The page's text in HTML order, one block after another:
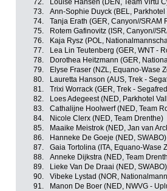
72.
Louise Hansen (DEN, Team Virtu
73.
Ann-Sophie Duyck (BEL,
74.
Tanja Erath (GER, Canyon//SRAM
75.
Rotem Gafinovitz (ISR, Canyon//
76.
Kaja Rysz (POL,
77.
Lea Lin Teutenberg (GER, WNT -
78.
Dorothea Heitzmann (GER,
79.
Elyse Fraser (NZL, Equano-Wase
80.
Lauretta Hanson (AUS, Trek -
81.
Trixi Worrack (GER, Trek -
82.
Loes Adegeest (NED, Parkhotel
83.
Cathalijne Hoolwerf (NED, Team
84.
Nicole Clerx (NED, Team Drenthe)
85.
Maaike Meistrok (NED, Jan van
86.
Hanneke De Goeje (NED, SWABO)
87.
Gaia Tortolina (ITA, Equano-Wase
88.
Anneke Dijkstra (NED, Team
89.
Lieke Van De Draai (NED, SWABO)
90.
Vibeke Lystad (NOR,
91.
Manon De Boer (NED, NWVG -